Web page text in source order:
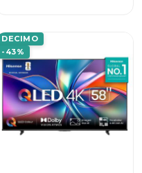
DECIMO
-43%